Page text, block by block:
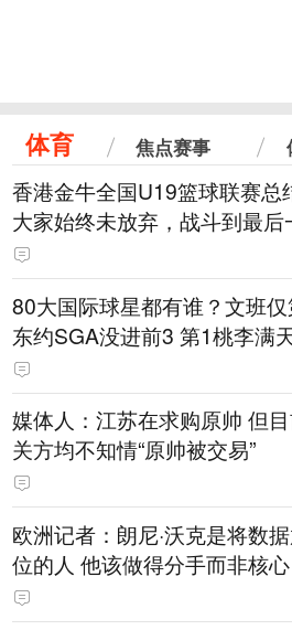
体育 焦点赛事
香港金牛全国U19篮球联赛总
大家始终未放弃，战斗到最后
80大国际球星都有谁？文班
东约SGA没进前3 第1桃李满
媒体人：江苏在求购原帅 但
关方均不知情“原帅被交易”
欧洲记者：朗尼·沃克是将数
位的人 他该做得分手而非核心